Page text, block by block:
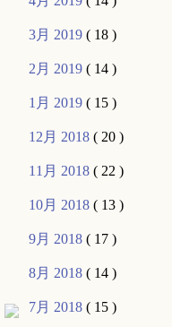
3月 2019( 18 )
2月 2019( 14 )
1月 2019( 15 )
12月 2018( 20 )
11月 2018( 22 )
10月 2018( 13 )
9月 2018( 17 )
8月 2018( 14 )
7月 2018( 15 )